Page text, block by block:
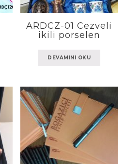
ARDCZ-01 Cezveli
ikili porselen
DEVAMINI OKU